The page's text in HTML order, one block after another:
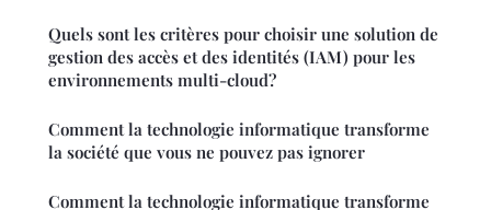
Quels sont les critères pour choisir une solution de
gestion des accès et des identités (IAM) pour les
environnements multi-cloud?
Comment la technologie informatique transforme
la société que vous ne pouvez pas ignorer
Comment la technologie informatique transforme